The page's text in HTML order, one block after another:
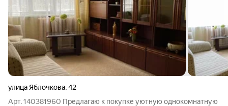
улица Яблочкова,42
Арт. 140381960 Предлагаю к покупке уютную однокомнатную